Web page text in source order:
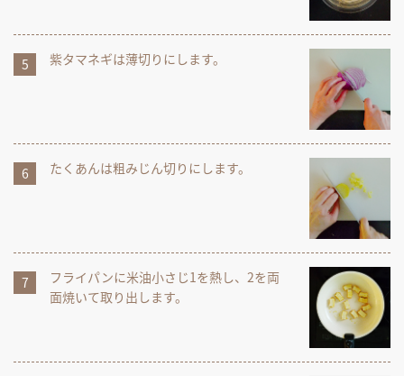
紫タマネギは薄切りにします。
たくあんは粗みじん切りにします。
フライパンに米油小さじ1を熱し、2を両
面焼いて取り出します。